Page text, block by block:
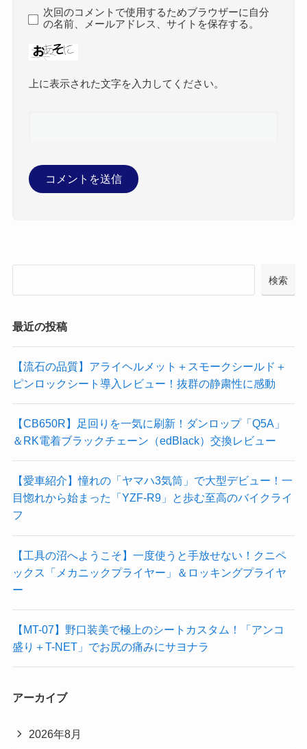
次回のコメントで使用するためブラウザーに自分
の名前、メールアドレス、サイトを保存する。
上に表示された文字を入力してください。
検索
最近の投稿
【流石の品質】アライヘルメット＋スモークシールド＋
ピンロックシート導入レビュー！抜群の静粛性に感動
【CB650R】足回りを一気に刷新！ダンロップ「Q5A」
＆RK電着ブラックチェーン（edBlack）交換レビュー
【愛車紹介】憧れの「ヤマハ3気筒」で大型デビュー！一
目惚れから始まった「YZF-R9」と歩む至高のバイクライ
フ
【工具の沼へようこそ】一度使うと手放せない！クニペ
ックス「メカニックプライヤー」＆ロッキングプライヤ
ー
【MT-07】野口装美で極上のシートカスタム！「アンコ
盛り＋T-NET」でお尻の痛みにサヨナラ
アーカイブ
2026年8月